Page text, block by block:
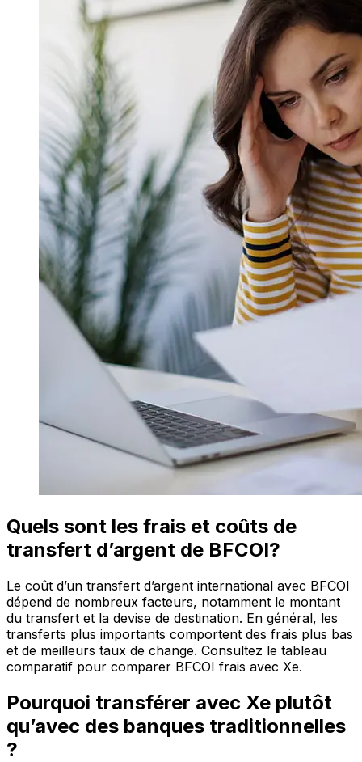
Quels sont les frais et coûts de
transfert d’argent de BFCOI?
Le coût d’un transfert d’argent international avec BFCOI
dépend de nombreux facteurs, notamment le montant
du transfert et la devise de destination. En général, les
transferts plus importants comportent des frais plus bas
et de meilleurs taux de change. Consultez le tableau
comparatif pour comparer BFCOI frais avec Xe.
Pourquoi transférer avec Xe plutôt
qu’avec des banques traditionnelles
?